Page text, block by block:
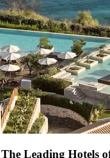
Leading Hotels